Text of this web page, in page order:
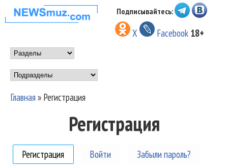
Перейти к основному
содержанию
НОВОСТИ
МУЗЫКИ И
ШОУ БИЗНЕСА
NEWSMUZ.COM
Подписывайтесь:
X Facebook 18+
Main menu
Подразделы
Главная» Регистрация
Регистрация
Регистрация (активная вкладка)
Войти Забыли пароль?